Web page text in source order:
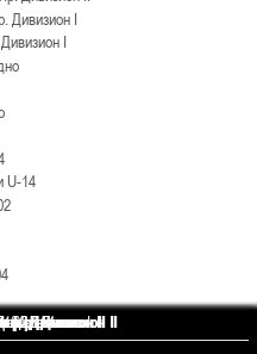
Минск
05-07 марта 2026 г., г. Минск, ул.
1, 05-06 марта 2026 г., г. Гомель,
Брест
Дивизион I
Дивизион I
Дивизион II
Дивизион II
Дивизион I
Дивизион II
Дивизион II
Дивизион I
Дивизион I
U-14
02
04